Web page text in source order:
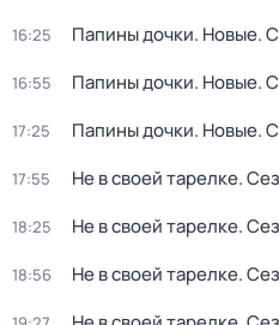
16:25 Папины дочки. Новые.
16:55 Папины дочки. Новые.
17:25 Папины дочки. Новые.
17:55 Не в своей тарелке.
18:25 Не в своей тарелке.
18:56 Не в своей тарелке.